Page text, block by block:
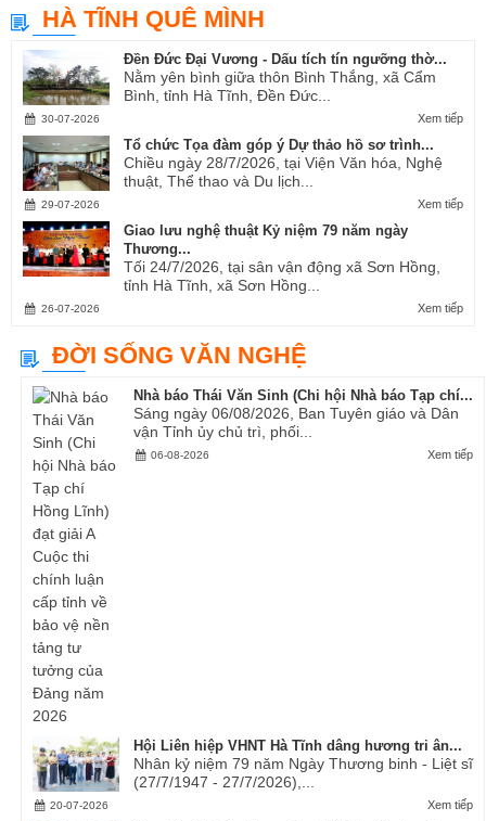
HÀ TĨNH QUÊ MÌNH
Đền Đức Đại Vương - Dấu tích tín ngưỡng thờ...
Nằm yên bình giữa thôn Bình Thắng, xã Cẩm
Bình, tỉnh Hà Tĩnh, Đền Đức...
Xem tiếp
30-07-2026
Tổ chức Tọa đàm góp ý Dự thảo hồ sơ trình...
Chiều ngày 28/7/2026, tại Viện Văn hóa, Nghệ
thuật, Thể thao và Du lịch...
Xem tiếp
29-07-2026
Giao lưu nghệ thuật Kỷ niệm 79 năm ngày
Thương...
Tối 24/7/2026, tại sân vận động xã Sơn Hồng,
tỉnh Hà Tĩnh, xã Sơn Hồng...
Xem tiếp
26-07-2026
ĐỜI SỐNG VĂN NGHỆ
Nhà báo Thái Văn Sinh (Chi hội Nhà báo Tạp chí...
Sáng ngày 06/08/2026, Ban Tuyên giáo và Dân
vận Tỉnh ủy chủ trì, phối...
Xem tiếp
06-08-2026
Hội Liên hiệp VHNT Hà Tĩnh dâng hương tri ân...
Nhân kỷ niệm 79 năm Ngày Thương binh - Liệt sĩ
(27/7/1947 - 27/7/2026),...
Xem tiếp
20-07-2026